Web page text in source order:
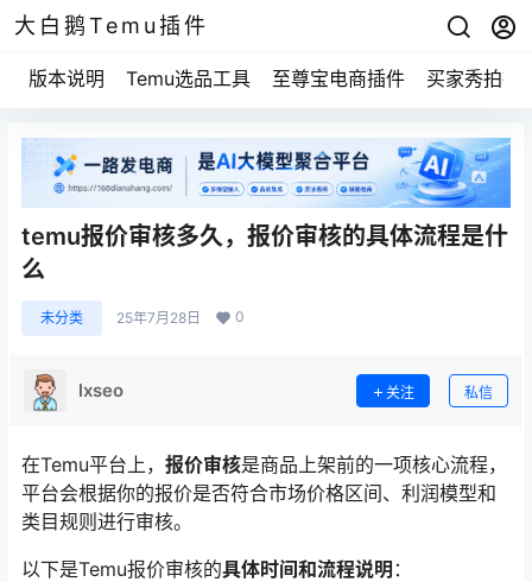
大白鹅Temu插件
版本说明 Temu选品工具 至尊宝电商插件 买家秀拍摄
temu报价审核多久，报价审核的具体流程是什
么
未分类 25年7月28日 0
lxseo 关注 私信
在Temu平台上， 报价审核是商品上架前的一项核心流程，
平台会根据你的报价是否符合市场价格区间、利润模型和
类目规则进行审核。
以下是Temu报价审核的具体时间和流程说明 ：